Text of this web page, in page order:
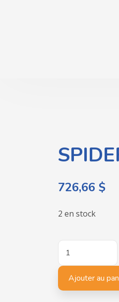
726,66 $
2 en stock
quantité
SPIDER
Ajouter au